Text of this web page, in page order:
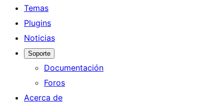
Temas
Plugins
Noticias
Soporte
Documentación
Foros
Acerca de